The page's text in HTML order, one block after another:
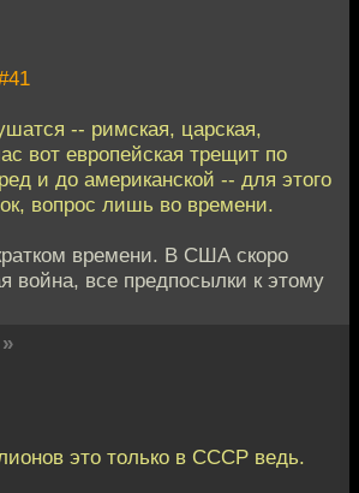
-- римская, царская,
вот европейская трещит по
и до американской -- для этого
вопрос лишь во времени.
времени. В США скоро
война, все предпосылки к этому
»
это только в СССР ведь.